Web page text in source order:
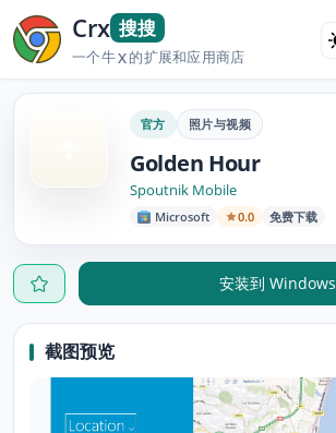
Crx 搜搜
一个牛X的扩展和应用商店
官方 照片与视频
Golden Hour
Spoutnik Mobile
Microsoft 0.0 免费下载
安装到 Windows
截图预览